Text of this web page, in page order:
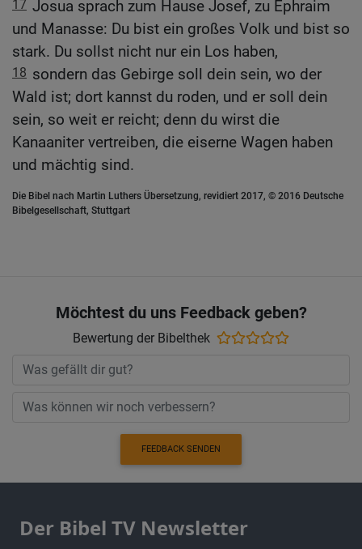
17 Josua sprach zum Hause Josef, zu Ephraim
und Manasse: Du bist ein großes Volk und bist so
stark. Du sollst nicht nur ein Los haben,
18 sondern das Gebirge soll dein sein, wo der
Wald ist; dort kannst du roden, und er soll dein
sein, so weit er reicht; denn du wirst die
Kanaaniter vertreiben, die eiserne Wagen haben
und mächtig sind.
Die Bibel nach Martin Luthers Übersetzung, revidiert 2017, © 2016 Deutsche
Bibelgesellschaft, Stuttgart
Möchtest du uns Feedback geben?
Bewertung der Bibelthek
FEEDBACK SENDEN
Der Bibel TV Newsletter